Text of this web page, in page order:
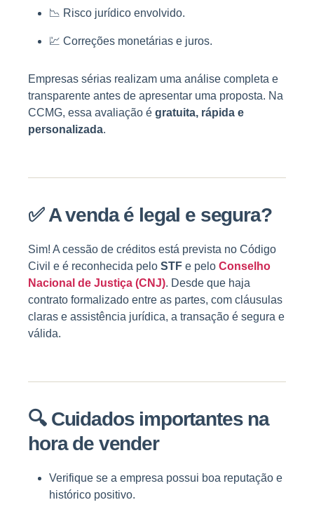
📉 Risco jurídico envolvido.
💹 Correções monetárias e juros.
Empresas sérias realizam uma análise completa e
transparente antes de apresentar uma proposta. Na
CCMG, essa avaliação é gratuita, rápida e
personalizada.
✅A venda é legal e segura?
Sim! A cessão de créditos está prevista no Código
Civil e é reconhecida pelo STF e pelo Conselho
Nacional de Justiça (CNJ). Desde que haja
contrato formalizado entre as partes, com cláusulas
claras e assistência jurídica, a transação é segura e
válida.
🔍 Cuidados importantes na
hora de vender
Verifique se a empresa possui boa reputação e
histórico positivo.